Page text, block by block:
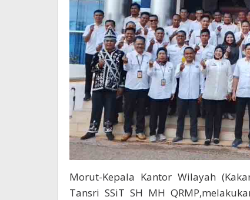
Morut-Kepala Kantor Wilayah
Tansri SSiT SH MH